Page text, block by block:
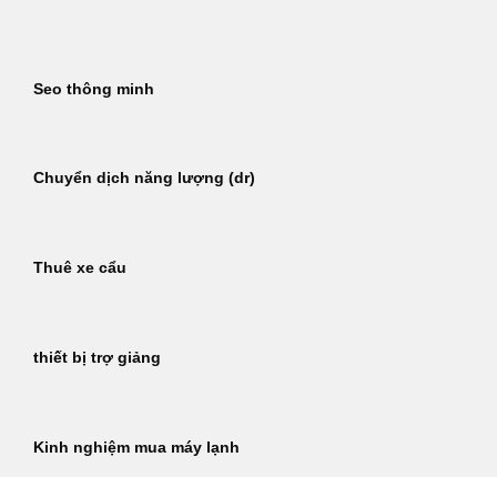
dungSeo thông minh
Chuyển dịch năng lượng (dr)
Thuê xe cẩu
thiết bị trợ giảng
Kinh nghiệm mua máy lạnh